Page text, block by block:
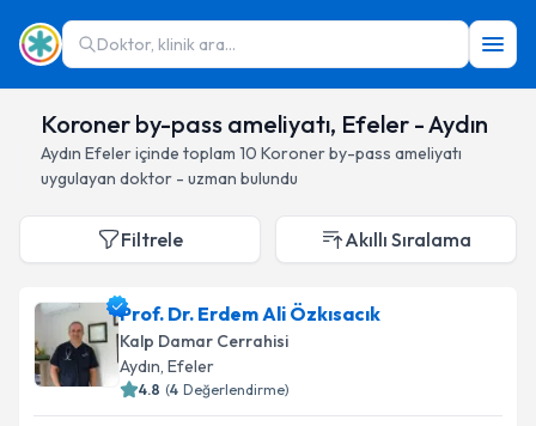
Doktor, klinik ara...
Koroner by-pass ameliyatı, Efeler - Aydın
Aydın Efeleriçinde toplam 10 Koroner by-pass ameliyatı
uygulayan doktor - uzman bulundu
Filtrele Akıllı Sıralama
Prof. Dr. Erdem Ali Özkısacık
Kalp Damar Cerrahisi
Aydın, Efeler
4.8 (4 Değerlendirme)